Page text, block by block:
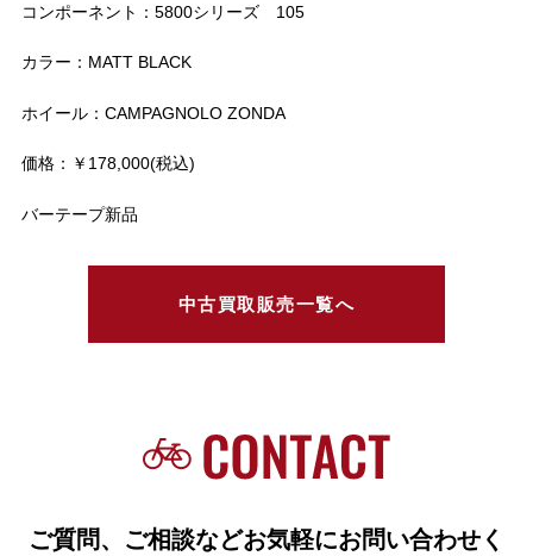
コンポーネント：5800シリーズ 105
カラー：MATT BLACK
ホイール：CAMPAGNOLO ZONDA
価格：￥178,000(税込)
バーテープ新品
中古買取販売一覧へ
ご質問、ご相談などお気軽にお問い合わせく